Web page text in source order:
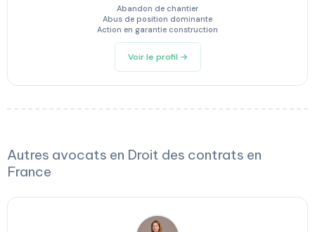
Abandon de chantier
Abus de position dominante
Action en garantie construction
Voir le profil →
Autres avocats en Droit des contrats en
France